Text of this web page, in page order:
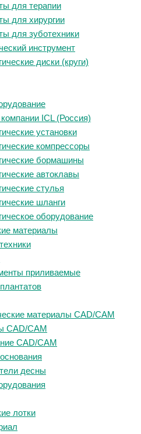
для терапии
для хирургии
для зуботехники
инструмент
диски (круги)
ICL (Россия)
установки
компрессоры
бормашины
автоклавы
стулья
шланги
оборудование
материалы
приливаемые
материалы CAD/CAM
CAD/CAM
CAD/CAM
десны
лотки